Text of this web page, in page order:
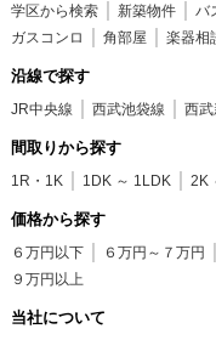
学区から検索 新築物件 バ
ガスコンロ
角部屋 楽器相
沿線で探す
JR中央線 西武池袋線 西武
間取りから探す
1R・1K 1DK ～ 1LDK 2K
価格から探す
６万円以下 ６万円～７万円
９万円以上
当社について